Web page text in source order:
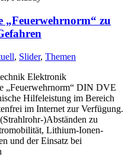
„Feuerwehrnorm“ zu
, Slider, Themen
Elektronik
„Feuerwehrnorm“ DIN DVE
Hilfeleistung im Bereich
im Internet zur Verfügung.
)Abständen zu
Lithium-Ionen-
und der Einsatz bei